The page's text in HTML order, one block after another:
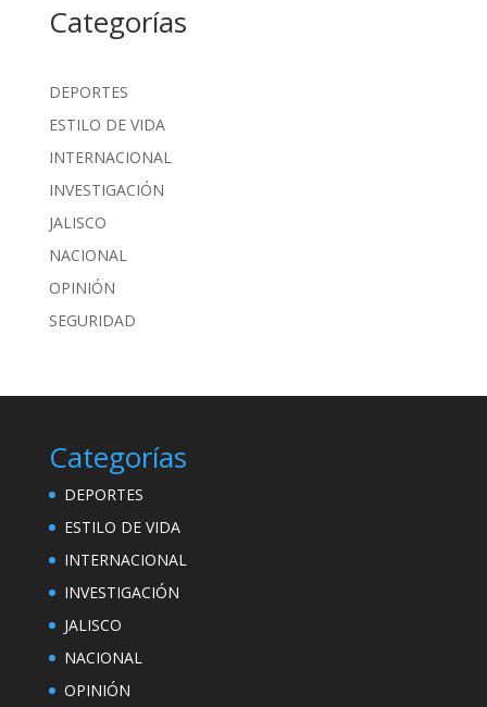
Categorías
DEPORTES
ESTILO DE VIDA
INTERNACIONAL
INVESTIGACIÓN
JALISCO
NACIONAL
OPINIÓN
SEGURIDAD
Categorías
DEPORTES
ESTILO DE VIDA
INTERNACIONAL
INVESTIGACIÓN
JALISCO
NACIONAL
OPINIÓN